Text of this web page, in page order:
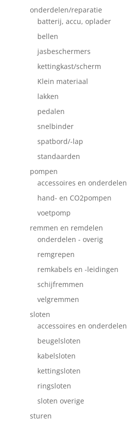
onderdelen/reparatie
batterij, accu, oplader
bellen
jasbeschermers
kettingkast/scherm
Klein materiaal
lakken
pedalen
snelbinder
spatbord/-lap
standaarden
pompen
accessoires en onderdelen
hand- en CO2pompen
voetpomp
remmen en remdelen
onderdelen - overig
remgrepen
remkabels en -leidingen
schijfremmen
velgremmen
sloten
accessoires en onderdelen
beugelsloten
kabelsloten
kettingsloten
ringsloten
sloten overige
sturen